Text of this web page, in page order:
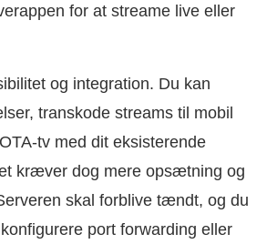
for at streame live eller
og integration. Du kan
transkode streams til mobil
tv med dit eksisterende
kræver dog mere opsætning og
skal forblive tændt, og du
port forwarding eller